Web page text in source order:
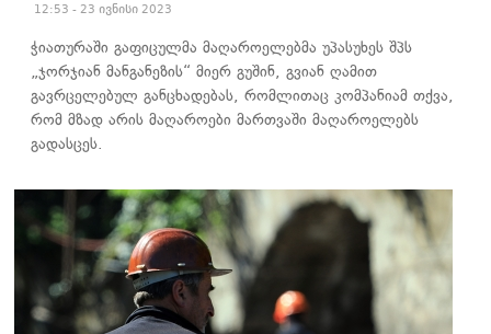
12:53 - 23 ივნისი 2023
ჭიათურაში გაფიცულმა მაღაროელებმა უპასუხეს შპს
„ჯორჯიან მანგანეზის“ მიერ გუშინ, გვიან ღამით
გავრცელებულ განცხადებას, რომლითაც კომპანიამ თქვა,
რომ მზად არის მაღაროები მართვაში მაღაროელებს
გადასცეს.